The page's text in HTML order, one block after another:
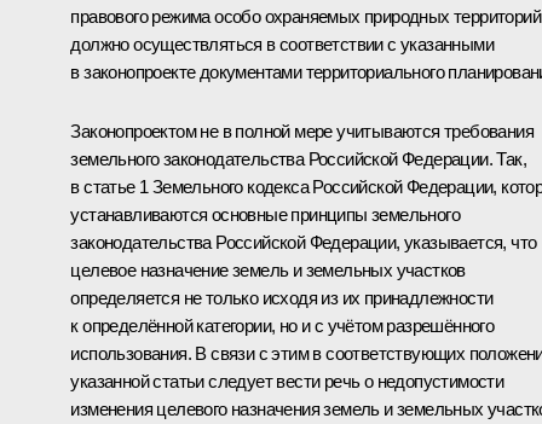
правового режима особо охраняемых природных территорий
должно осуществляться в соответствии с указанными
в законопроекте документами территориального
Законопроектом не в полной мере учитываются требования
земельного законодательства Российской Федерации. Так,
в статье 1 Земельного кодекса Российской Федерации,
устанавливаются основные принципы земельного
законодательства Российской Федерации, указывается, что
целевое назначение земель и земельных участков
определяется не только исходя из их принадлежности
к определённой категории, но и с учётом разрешённого
использования. В связи с этим в соответствующих
указанной статьи следует вести речь о недопустимости
изменения целевого назначения земель и земельных